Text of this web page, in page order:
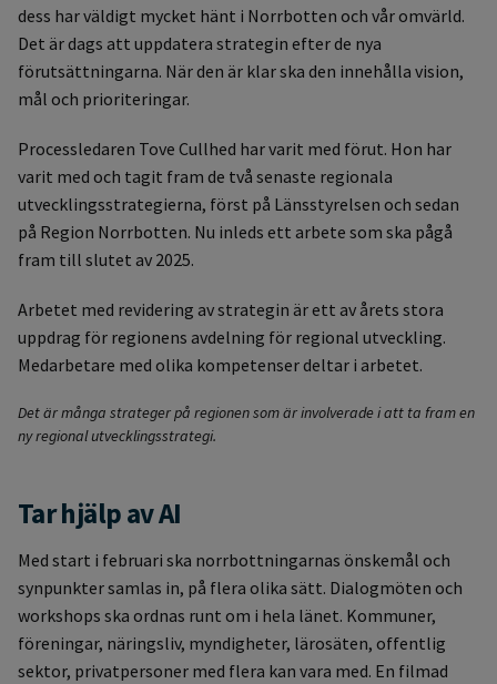
dess har väldigt mycket hänt i Norrbotten och vår omvärld.
Det är dags att uppdatera strategin efter de nya
förutsättningarna. När den är klar ska den innehålla vision,
mål och prioriteringar.
Processledaren Tove Cullhed har varit med förut. Hon har
varit med och tagit fram de två senaste regionala
utvecklingsstrategierna, först på Länsstyrelsen och sedan
på Region Norrbotten. Nu inleds ett arbete som ska pågå
fram till slutet av 2025.
Arbetet med revidering av strategin är ett av årets stora
uppdrag för regionens avdelning för regional utveckling.
Medarbetare med olika kompetenser deltar i arbetet.
Det är många strateger på regionen som är involverade i att ta fram en
ny regional utvecklingsstrategi.
Tar hjälp av AI
Med start i februari ska norrbottningarnas önskemål och
synpunkter samlas in, på flera olika sätt. Dialogmöten och
workshops ska ordnas runt om i hela länet. Kommuner,
föreningar, näringsliv, myndigheter, lärosäten, offentlig
sektor, privatpersoner med flera kan vara med. En filmad